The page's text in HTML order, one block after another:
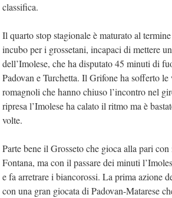
classifica.
Il quarto stop stagionale è maturato al
incubo per i grossetani, incapaci di mettere
dell’Imolese, che ha disputato 45 minuti di
Padovan e Turchetta. Il Grifone ha sofferto
romagnoli che hanno chiuso l’incontro nel
ripresa l’Imolese ha calato il ritmo ma è
volte.
Parte bene il Grosseto che gioca alla pari
Fontana, ma con il passare dei minuti
e fa arretrare i biancorossi. La prima azione
con una gran giocata di Padovan-Matarese